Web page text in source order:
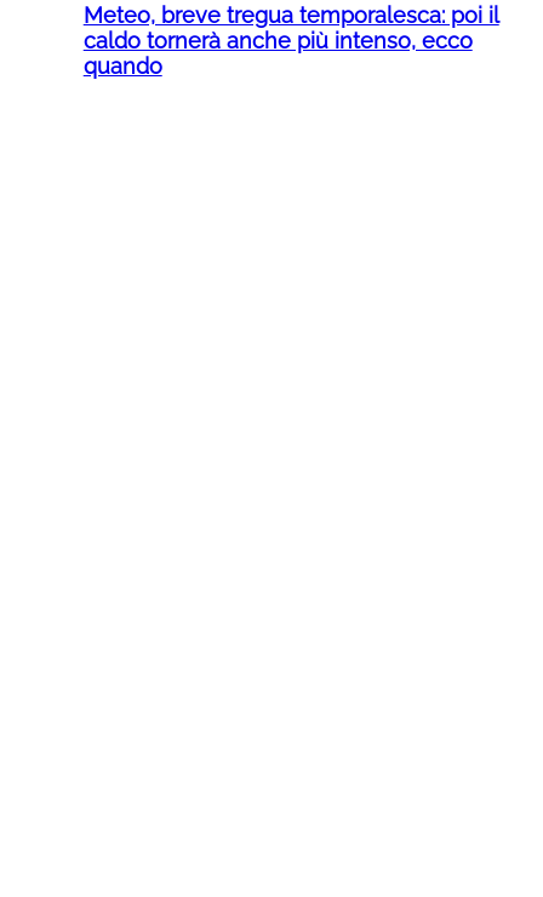
Meteo, breve tregua temporalesca: poi il
caldo tornerà anche più intenso, ecco
quando